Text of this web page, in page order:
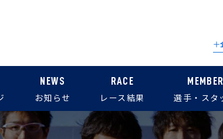
NEWS
お知らせ
RACE
レース結果
MEMBER
選手・スタ